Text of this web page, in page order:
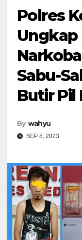
Polres
Ungkap
Sabu-
Butir Pil
By wahyu
SEP 8, 2023